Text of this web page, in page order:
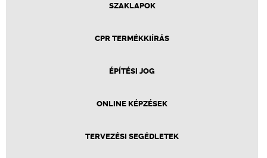
SZAKLAPOK
CPR TERMÉKKIÍRÁS
ÉPÍTÉSI JOG
ONLINE KÉPZÉSEK
TERVEZÉSI SEGÉDLETEK